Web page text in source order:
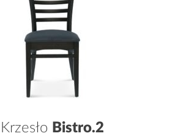
Krzesło Bistro.2